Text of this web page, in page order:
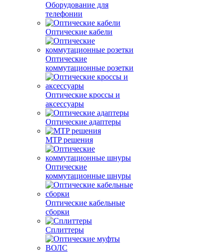
Оборудование для
телефонии
Оптические кабели
Оптические
коммутационные розетки
Оптические кроссы и
аксессуары
Оптические адаптеры
MTP решения
Оптические
коммутационные шнуры
Оптические кабельные
сборки
Сплиттеры